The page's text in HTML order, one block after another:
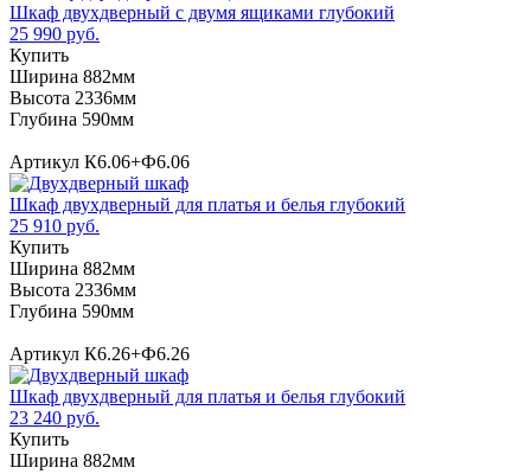
Шкаф двухдверный с двумя ящиками глубокий
25 990 руб.
Купить
Ширина 882мм
Высота 2336мм
Глубина 590мм
Артикул К6.06+Ф6.06
Шкаф двухдверный для платья и белья глубокий
25 910 руб.
Купить
Ширина 882мм
Высота 2336мм
Глубина 590мм
Артикул К6.26+Ф6.26
Шкаф двухдверный для платья и белья глубокий
23 240 руб.
Купить
Ширина 882мм